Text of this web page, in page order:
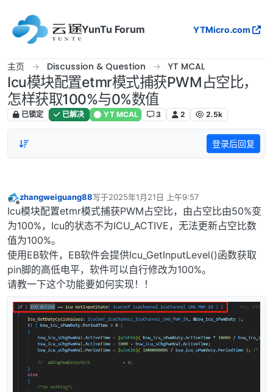
YunTu Forum
YTMicro.com
主页 Discussion & Question YT MCAL
Icu模块配置etmr模式捕获PWM占空比，
怎样获取100%与0%数值
已锁定 已解决 YT MCAL 3 2 2.5k
登录后回复
离线
zhangweiguang88写于2025年1月21日 上午9:57
最后由 编辑
Icu模块配置etmr模式捕获PWM占空比，由占空比由50%变
为100%，Icu的状态不为ICU_ACTIVE，无法更新占空比数
值为100%。
使用EB软件，EB软件会提供Icu_GetInputLevel()函数获取
pin脚的高低电平，软件可以自行修改为100%。
请教一下这个功能要如何实现！！